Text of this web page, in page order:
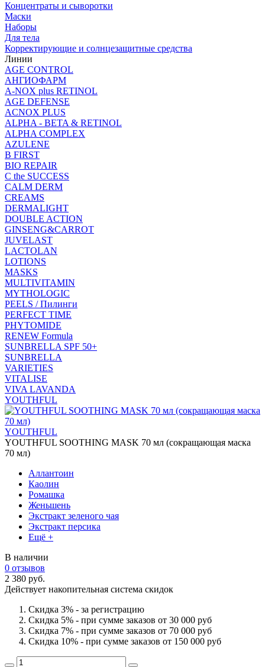
Концентраты и сыворотки
Маски
Наборы
Для тела
Корректирующие и солнцезащитные средства
Линии
AGE CONTROL
АНГИОФАРМ
A-NOX plus RETINOL
AGE DEFENSE
ACNOX PLUS
ALPHA - BETA & RETINOL
ALPHA COMPLEX
AZULENE
B FIRST
BIO REPAIR
C the SUCCESS
CALM DERM
CREAMS
DERMALIGHT
DOUBLE ACTION
GINSENG&CARROT
JUVELAST
LACTOLAN
LOTIONS
MASKS
MULTIVITAMIN
MYTHOLOGIC
PEELS / Пилинги
PERFECT TIME
PHYTOMIDE
RENEW Formula
SUNBRELLA SPF 50+
SUNBRELLA
VARIETIES
VITALISE
VIVA LAVANDA
YOUTHFUL
YOUTHFUL
YOUTHFUL SOOTHING MASK 70 мл (сокращающая маска
70 мл)
Аллантоин
Каолин
Ромашка
Женьшень
Экстракт зеленого чая
Экстракт персика
Ещё +
В наличии
0 отзывов
2 380 руб.
Действует накопительная система скидок
Скидка 3% - за регистрацию
Скидка 5% - при сумме заказов от 30 000 руб
Скидка 7% - при сумме заказов от 70 000 руб
Скидка 10% - при сумме заказов от 150 000 руб